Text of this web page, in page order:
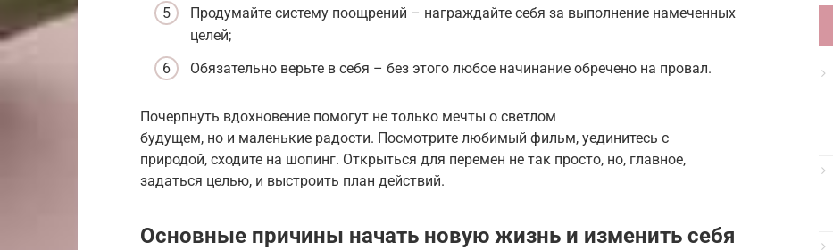
Продумайте систему поощрений – награждайте себя за выполнение намеченных
целей;
Обязательно верьте в себя – без этого любое начинание обречено на провал.
Почерпнуть вдохновение помогут не только мечты о светлом
будущем, но и маленькие радости. Посмотрите любимый фильм, уединитесь с
природой, сходите на шопинг. Открыться для перемен не так просто, но, главное,
задаться целью, и выстроить план действий.
Основные причины начать новую жизнь и изменить себя